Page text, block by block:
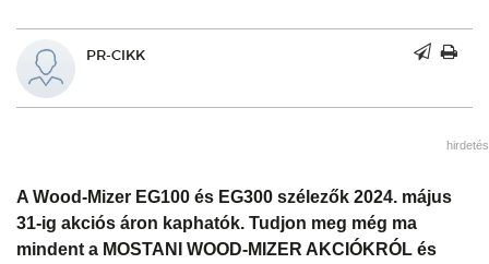
PR-CIKK
hirdetés
A Wood-Mizer EG100 és EG300 szélezők 2024. május
31-ig akciós áron kaphatók. Tudjon meg még ma
mindent a MOSTANI WOOD-MIZER AKCIÓKRÓL és